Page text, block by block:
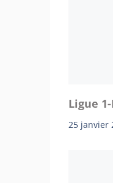
Ligue
25 janvier